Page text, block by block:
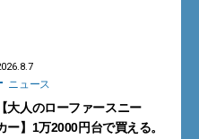
ニュース
【大人のローファースニー
ー】1万2000円台で買える。